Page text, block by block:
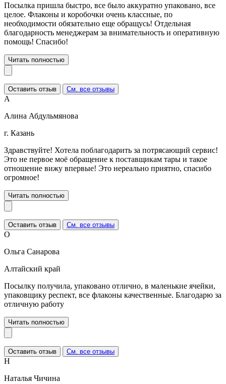
Посылка пришла быстро, все было аккуратно упаковано, все
целое. Флаконы и коробочки очень классные, по
необходимости обязательно еще обращусь! Отдельная
благодарность менеджерам за внимательность и оперативную
помощь! Спасибо!
Читать полностью
Оставить отзыв См. все отзывы
А
Алина Абдульмянова
г. Казань
Здравствуйте! Хотела поблагодарить за потрясающий сервис!
Это не первое моё обращение к поставщикам тары и такое
отношение вижу впервые! Это нереально приятно, спасибо
огромное!
Читать полностью
Оставить отзыв См. все отзывы
О
Ольга Санарова
Алтайский край
Посылку получила, упаковано отлично, в маленькие ячейки,
упаковщику респект, все флаконы качественные. Благодарю за
отличную работу
Читать полностью
Оставить отзыв См. все отзывы
Н
Наталья Чичина